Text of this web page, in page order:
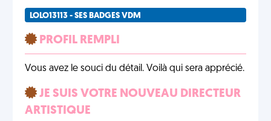
LOLO13113 - SES BADGES VDM
PROFIL REMPLI
Vous avez le souci du détail. Voilà qui sera apprécié.
JE SUIS VOTRE NOUVEAU DIRECTEUR
ARTISTIQUE